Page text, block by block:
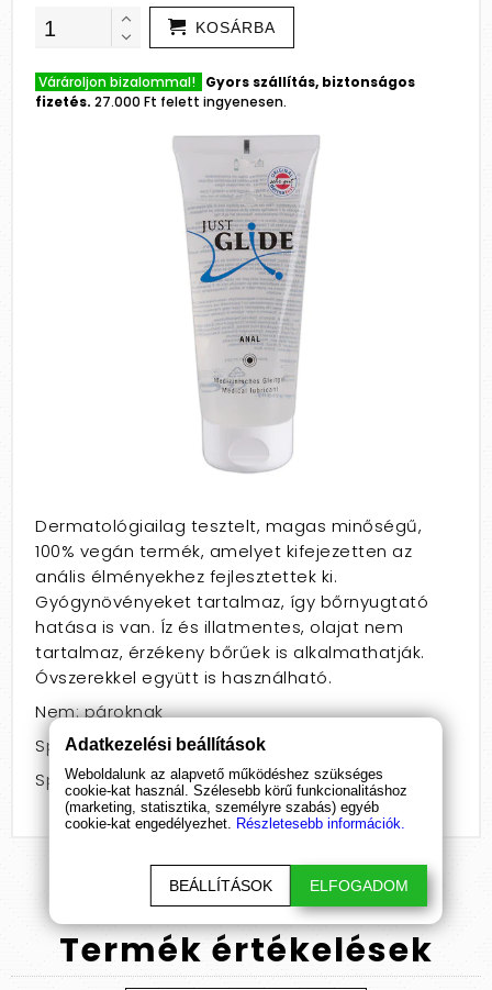
KOSÁRBA
Várároljon bizalommal! Gyors szállítás, biztonságos
fizetés. 27.000 Ft felett ingyenesen.
Dermatológiailag tesztelt, magas minőségű,
100% vegán termék, amelyet kifejezetten az
anális élményekhez fejlesztettek ki.
Gyógynövényeket tartalmaz, így bőrnyugtató
hatása is van. Íz és illatmentes, olajat nem
tartalmaz, érzékeny bőrűek is alkalmathatják.
Óvszerekkel együtt is használható.
Nem: pároknak
Speciális jellemző: anál
Speciális jellemző: gyógynövényes
Termék értékelések
Adatkezelési beállítások
Weboldalunk az alapvető működéshez szükséges
cookie-kat használ. Szélesebb körű funkcionalitáshoz
(marketing, statisztika, személyre szabás) egyéb
cookie-kat engedélyezhet. Részletesebb információk.
BEÁLLÍTÁSOK ELFOGADOM